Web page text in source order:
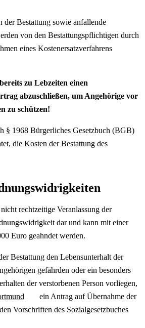
der Bestattung sowie anfallende
von den Bestattungspflichtigen durch
eines Kostenersatzverfahrens
zu Lebzeiten einen
abzuschließen, um Angehörige vor
zu schützen!
§ 1968 Bürgerliches Gesetzbuch (BGB)
die Kosten der Bestattung des
rechtzeitige Veranlassung der
dar und kann mit einer
Euro geahndet werden.
Bestattung den Lebensunterhalt der
gefährden oder ein besonders
der verstorbenen Person vorliegen,
ein Antrag auf Übernahme der
Vorschriften des Sozialgesetzbuches